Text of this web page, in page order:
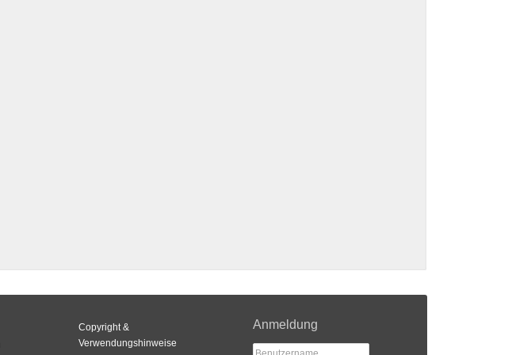
Copyright &
Verwendungshinweise
Anmeldung